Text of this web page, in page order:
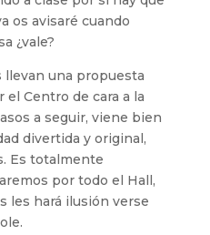
os avisaré cuando
¿vale?
llevan una propuesta
el Centro de cara a la
a seguir, viene bien
divertida y original,
Es totalmente
por todo el Hall,
les hará ilusión verse